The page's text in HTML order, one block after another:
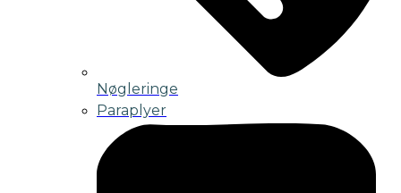
Nøgleringe
Paraplyer